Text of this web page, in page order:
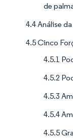
de
4.4 Análise
4.5 Cinco
4.5.1
4.5.2
4.5.3
4.5.4
4.5.5